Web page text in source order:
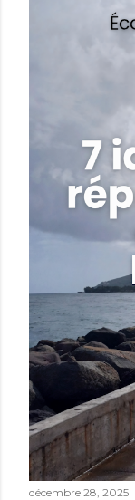
décembre 28, 2025